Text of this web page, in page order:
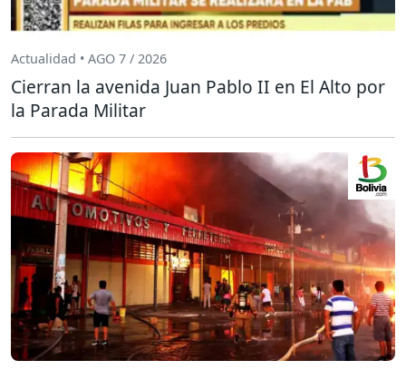
Actualidad • AGO 7 / 2026
Cierran la avenida Juan Pablo II en El Alto por
la Parada Militar